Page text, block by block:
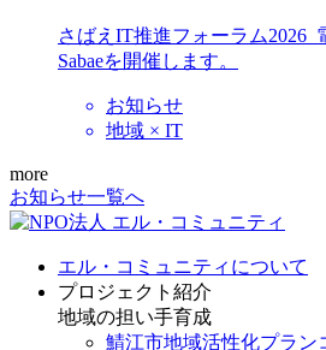
さばえIT推進フォーラム2026_
Sabaeを開催します。
お知らせ
地域 × IT
more
お知らせ一覧へ
エル・コミュニティについて
プロジェクト紹介
地域の担い手育成
鯖江市地域活性化プラン